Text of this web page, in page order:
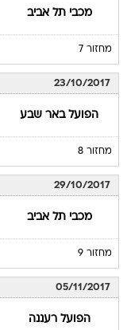
מכבי תל אביב
מחזור 7
23/10/2017
הפועל באר שבע
מחזור 8
29/10/2017
מכבי תל אביב
מחזור 9
05/11/2017
הפועל רעננה